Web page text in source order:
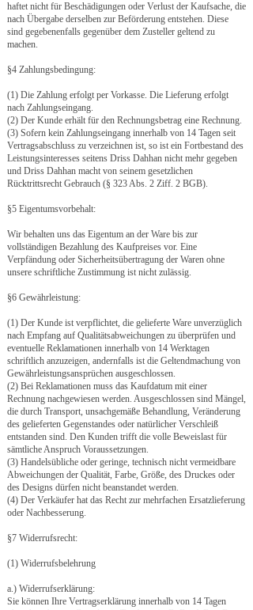
haftet nicht für Beschädigungen oder Verlust der Kaufsache, die
nach Übergabe derselben zur Beförderung entstehen. Diese
sind gegebenenfalls gegenüber dem Zusteller geltend zu
machen.
§4 Zahlungsbedingung:
(1) Die Zahlung erfolgt per Vorkasse. Die Lieferung erfolgt
nach Zahlungseingang.
(2) Der Kunde erhält für den Rechnungsbetrag eine Rechnung.
(3) Sofern kein Zahlungseingang innerhalb von 14 Tagen seit
Vertragsabschluss zu verzeichnen ist, so ist ein Fortbestand des
Leistungsinteresses seitens Driss Dahhan nicht mehr gegeben
und Driss Dahhan macht von seinem gesetzlichen
Rücktrittsrecht Gebrauch (§ 323 Abs. 2 Ziff. 2 BGB).
​§5 Eigentumsvorbehalt:
​Wir behalten uns das Eigentum an der Ware bis zur
vollständigen Bezahlung des Kaufpreises vor. Eine
Verpfändung oder Sicherheitsübertragung der Waren ohne
unsere schriftliche Zustimmung ist nicht zulässig.
§6 Gewährleistung:
(1) Der Kunde ist verpflichtet, die gelieferte Ware unverzüglich
nach Empfang auf Qualitätsabweichungen zu überprüfen und
eventuelle Reklamationen innerhalb von 14 Werktagen
schriftlich anzuzeigen, andernfalls ist die Geltendmachung von
Gewährleistungsansprüchen ausgeschlossen.
(2) Bei Reklamationen muss das Kaufdatum mit einer
Rechnung nachgewiesen werden. Ausgeschlossen sind Mängel,
die durch Transport, unsachgemäße Behandlung, Veränderung
des gelieferten Gegenstandes oder natürlicher Verschleiß
entstanden sind. Den Kunden trifft die volle Beweislast für
sämtliche Anspruch Voraussetzungen.
(3) Handelsübliche oder geringe, technisch nicht vermeidbare
Abweichungen der Qualität, Farbe, Größe, des Druckes oder
des Designs dürfen nicht beanstandet werden.
(4) Der Verkäufer hat das Recht zur mehrfachen Ersatzlieferung
oder Nachbesserung.
§7 Widerrufsrecht:
(1) Widerrufsbelehrung
a.) Widerrufserklärung:
Sie können Ihre Vertragserklärung innerhalb von 14 Tagen